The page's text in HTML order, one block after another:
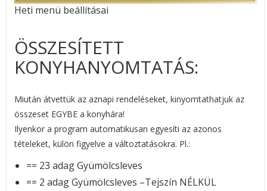
Heti menü beállításai
ÖSSZESÍTETT
KONYHANYOMTATÁS:
Miután átvettük az aznapi rendeléseket, kinyomtathatjuk az
összeset EGYBE a konyhára!
Ilyenkor a program automatikusan egyesíti az azonos
tételeket, külön figyelve a változtatásokra. Pl.:
== 23 adag Gyümölcsleves
== 2 adag Gyümölcsleves –Tejszín NÉLKÜL